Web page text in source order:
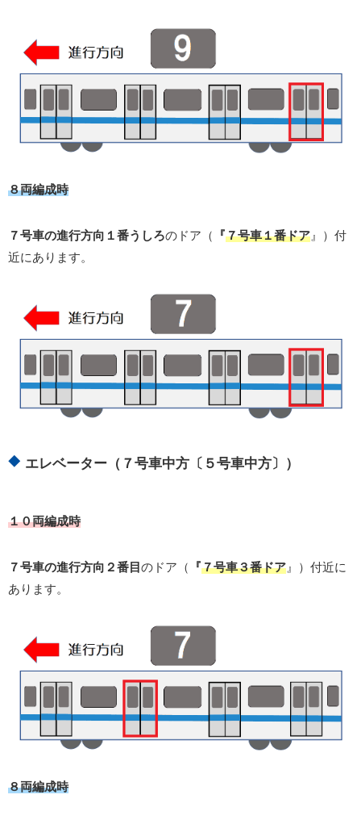
８両編成時
７号車の進行方向１番うしろのドア（ 『７号車１番ドア 』）付
近にあります。
エレベーター（７号車中方〔５号車中方〕）
１０両編成時
７号車の進行方向２番目 のドア（ 『７号車３番ドア 』）付近に
あります。
８両編成時